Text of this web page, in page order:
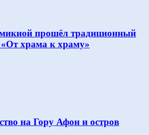
прошёл традиционный
«От храма к храму»
на Гору Афон и остров